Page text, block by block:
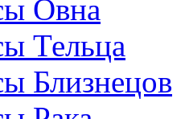
Овна
Тельца
Близнецов